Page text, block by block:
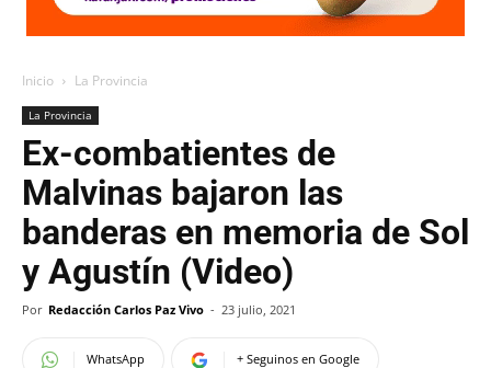
Inicio La Provincia
La Provincia
Ex-combatientes de
Malvinas bajaron las
banderas en memoria de Sol
y Agustín (Video)
Por Redacción Carlos Paz Vivo - 23 julio, 2021
WhatsApp + Seguinos en Google